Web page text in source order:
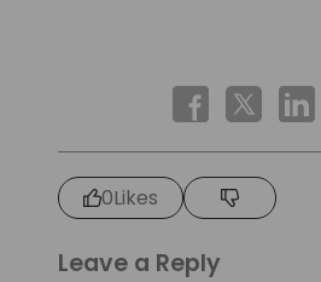
0Likes
Leave a Reply